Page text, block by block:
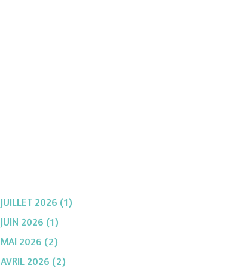
JUILLET 2026 (1)
JUIN 2026 (1)
MAI 2026 (2)
AVRIL 2026 (2)